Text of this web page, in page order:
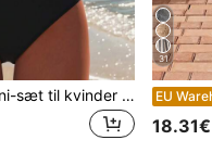
Sexet casual bikini-sæt til kvinder med spaghettistropper i sort og hvidt farveblokdesign, strand- og sommerferie-outfit til rejser og ferie, resortwear
31
EU
18.31€